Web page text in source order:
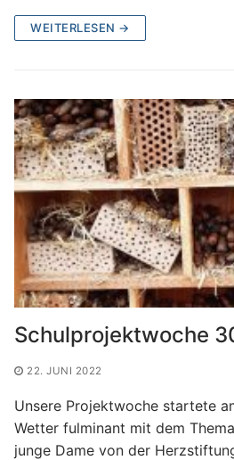
WEITERLESEN →
Schulprojektwoche
22. JUNI 2022
Unsere Projektwoche startete
Wetter fulminant mit dem
junge Dame von der